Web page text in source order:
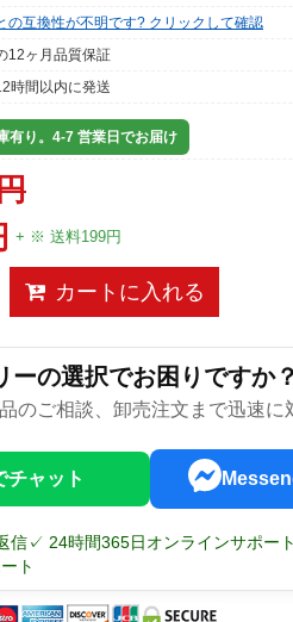
の互換性が不明です? クリックして確認
12ヶ月品質保証
時間以内に発送
有り。4-7 営業日でお届け
+ ※ 送料199円
カートに入れる
ーの選択でお困りですか？
のご相談、卸売注文まで迅速に
チャット
信✓ 24時間365日オンラインサポート
ト